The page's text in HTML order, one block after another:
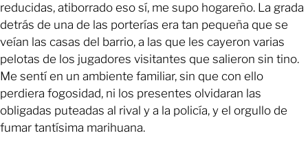
reducidas, atiborrado eso sí, me supo hogareño. La grada
detrás de una de las porterías era tan pequeña que se
veían las casas del barrio, a las que les cayeron varias
pelotas de los jugadores visitantes que salieron sin tino.
Me sentí en un ambiente familiar, sin que con ello
perdiera fogosidad, ni los presentes olvidaran las
obligadas puteadas al rival y a la policía, y el orgullo de
fumar tantísima marihuana.